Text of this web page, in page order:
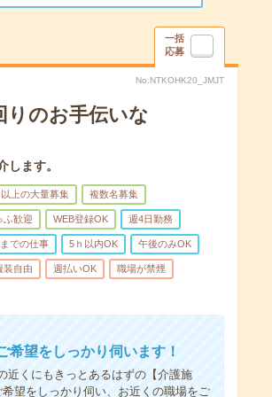
一括
応募
No.NTKOHK20_JMJT
のお手伝いな
ます。
上の大量募集 複数名募集
ふ歓迎 WEB登録OK 週4日勤務
での仕事 5ｈ以内OK 午後のみOK
装自由 週払いOK 職場が禁煙
望をしっかり伺います！
くにもきっとあるはずの【介護施
望をしっかり伺い、お近くの職場をご